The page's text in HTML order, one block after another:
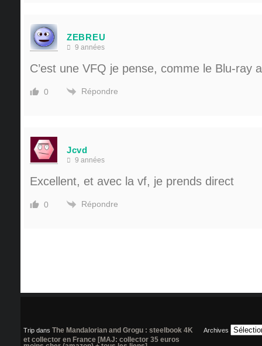
ZEBREU
9 années
C’est une VFQ je pense, comme le Blu-ray
0 Répondre
Jcvd
9 années
Excellent, et avec la vf, je prends direct
0 Répondre
Trip dans The Mandalorian and Grogu : steelbook 4K
et collector en France [MAJ: collector 35 euros
Archives